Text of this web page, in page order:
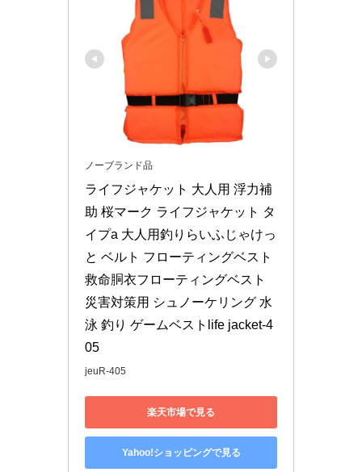
ノーブランド品
ライフジャケット 大人用 浮力補
助 桜マーク ライフジャケット タ
イプa 大人用釣りらいふじゃけっ
と ベルト フローティングベスト
救命胴衣フローティングベスト
災害対策用 シュノーケリング 水
泳 釣り ゲームベストlife jacket-4
05
jeuR-405
楽天市場で見る
Yahoo!ショッピングで見る